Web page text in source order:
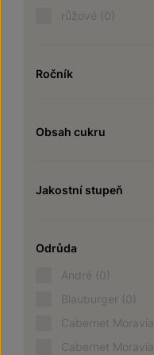
růžové (0)
Ročník
Obsah cukru
Jakostní stupeň
Odrůda
André (0)
Blauburger (0)
Cabernet Moravia
Cabernet Moravia